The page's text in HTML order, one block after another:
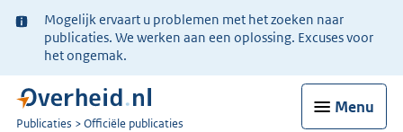
Ter
informatie:
Mogelijk ervaart u problemen met het zoeken naar
publicaties. We werken aan een oplossing. Excuses voor
het ongemak.
Menu
U
Publicaties Officiële publicaties